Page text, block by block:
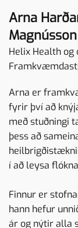
Arna
Magnússon
Helix Health og
Arna er
fyrir því að
með stuðningi
þess að
í að leysa
Finnur er
hann hefur
ár og nýtir alla